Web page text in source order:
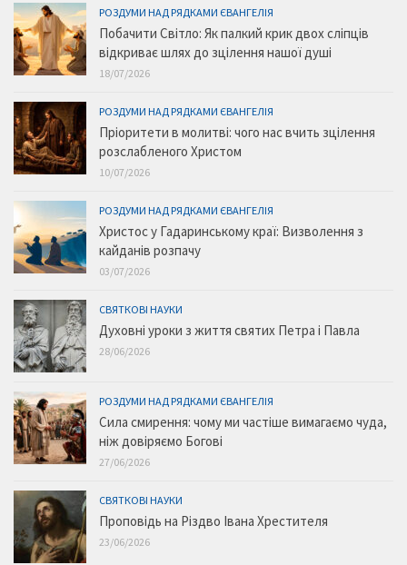
РОЗДУМИ НАД РЯДКАМИ ЄВАНГЕЛІЯ
Побачити Світло: Як палкий крик двох сліпців
відкриває шлях до зцілення нашої душі
18/07/2026
РОЗДУМИ НАД РЯДКАМИ ЄВАНГЕЛІЯ
Пріоритети в молитві: чого нас вчить зцілення
розслабленого Христом
10/07/2026
РОЗДУМИ НАД РЯДКАМИ ЄВАНГЕЛІЯ
Христос у Гадаринському краї: Визволення з
кайданів розпачу
03/07/2026
СВЯТКОВІ НАУКИ
Духовні уроки з життя святих Петра і Павла
28/06/2026
РОЗДУМИ НАД РЯДКАМИ ЄВАНГЕЛІЯ
Сила смирення: чому ми частіше вимагаємо чуда,
ніж довіряємо Богові
27/06/2026
СВЯТКОВІ НАУКИ
Проповідь на Різдво Івана Хрестителя
23/06/2026